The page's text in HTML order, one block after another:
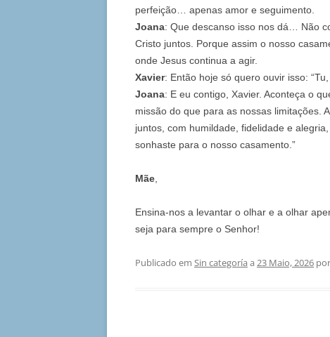
perfeição… apenas amor e seguimento.
Joana: Que descanso isso nos dá… Não
Cristo juntos. Porque assim o nosso
onde Jesus continua a agir.
Xavier: Então hoje só quero ouvir isso:
Joana: E eu contigo, Xavier. Aconteça o
missão do que para as nossas limitações.
juntos, com humildade, fidelidade e
sonhaste para o nosso casamento.”
Mãe,
Ensina-nos a levantar o olhar e a olhar
seja para sempre o Senhor!
Publicado em Sin categoría a 23 Maio, 2026 por